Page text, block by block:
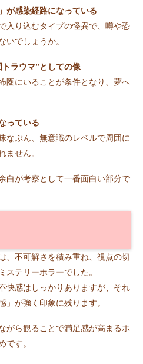
が感染経路になっている
入り込むタイプの怪異で、噂や恐
いでしょうか。
ラウマ”としての像
圏にいることが条件となり、夢へ
っている
なぶん、無意識のレベルで周囲に
ません。
白が考察として一番面白い部分で
、不可解さを積み重ね、視点の切
ステリーホラーでした。
快感はしっかりありますが、それ
」が強く印象に残ります。
がら観ることで満足感が高まるホ
です。